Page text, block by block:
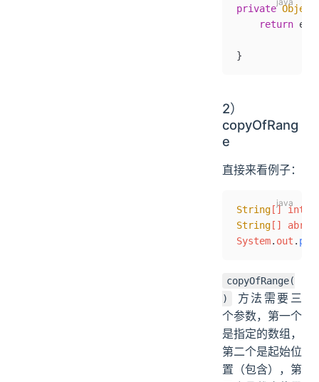
private Object
    return
}
2）
copyOfRang
e
直接来看例子：
String []
String []
System. out .
copyOfRange(
)
方法需要三
个参数，第一个
是指定的数组，
第二个是起始位
置（包含），第